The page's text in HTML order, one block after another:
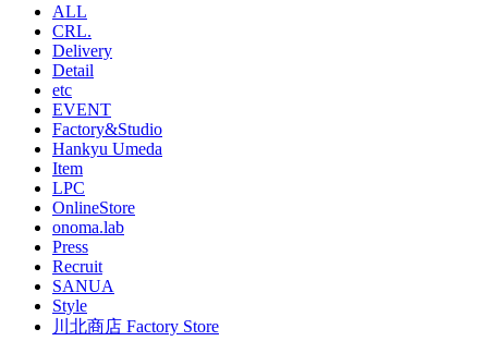
ALL
CRL.
Delivery
Detail
etc
EVENT
Factory&Studio
Hankyu Umeda
Item
LPC
OnlineStore
onoma.lab
Press
Recruit
SANUA
Style
川北商店 Factory Store